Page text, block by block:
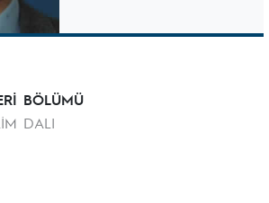
BÖLÜMÜ
DALI